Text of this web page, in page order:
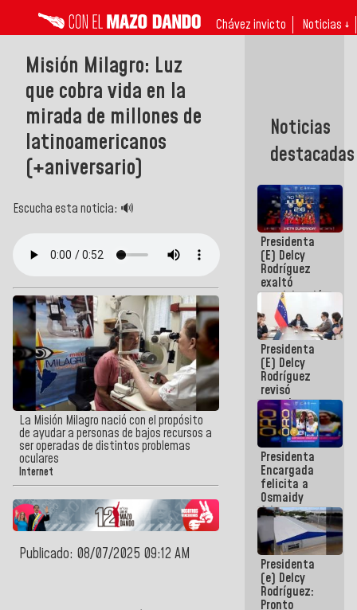
Chávez invicto Noticias ↓
Misión Milagro: Luz
que cobra vida en la
mirada de millones de
latinoamericanos
(+aniversario)
Escucha esta noticia: 🔊
La Misión Milagro nació con el propósito
de ayudar a personas de bajos recursos a
ser operadas de distintos problemas
oculares
Internet
Publicado: 08/07/2025 09:12 AM
Noticias
destacadas
Presidenta
(E) Delcy
Rodríguez
exaltó
participación
de
Venezuela
en Juegos
Centroamericanos
y del Caribe
2026
Presidenta
(E) Delcy
Rodríguez
revisó
agenda
económica y
ejecución de
fondos de
emergencia
post-sismos
Presidenta
Encargada
felicita a
Osmaidy
Arias y
Giraly
Marcano por
hacer
historia en
los
Centroamericanos
Presidenta
(e) Delcy
Rodríguez:
Pronto